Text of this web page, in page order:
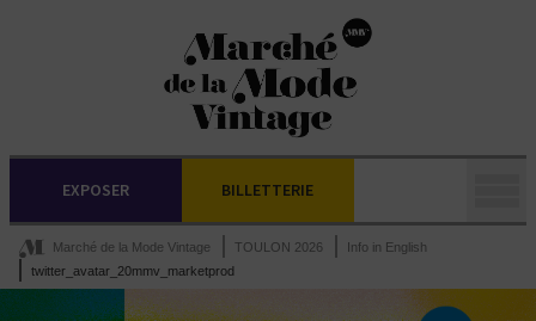
EXPOSER BILLETTERIE
Marché de la Mode Vintage TOULON 2026
Info in English
twitter_avatar_20mmv_marketprod